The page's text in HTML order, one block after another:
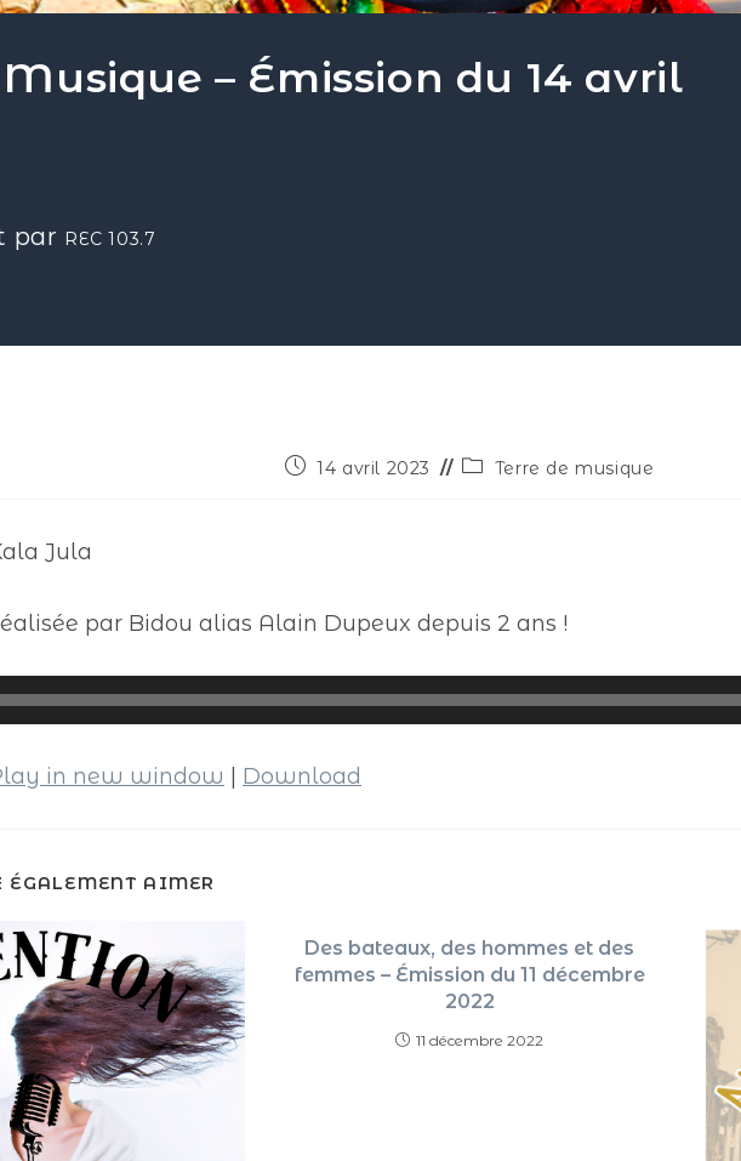
– Émission du 14 avril
par REC 103.7
14 avril 2023 Terre de musique
Jula
par Bidou alias Alain Dupeux depuis 2 ans !
in new window Download
ÉGALEMENT AIMER
Des bateaux, des hommes et des
femmes – Émission du 11 décembre
2022
11 décembre 2022